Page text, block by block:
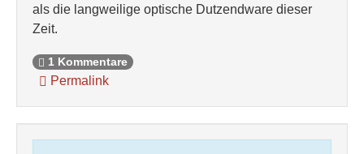
als die langweilige optische Dutzendware dieser
Zeit.
1 Kommentare
Permalink